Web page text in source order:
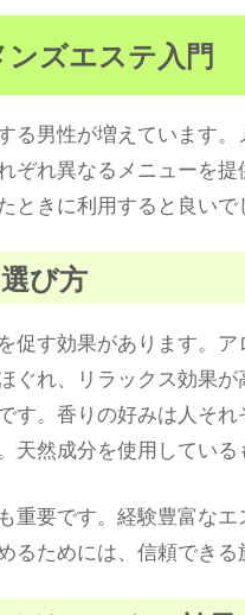
ズエステ入門
る男性が増えています
ぞれ異なるメニューを
きに利用すると良いで
び方
促す効果があります。
れ、リラックス効果
。香りの好みは人そ
然成分を使用している
重要です。経験豊富な
ためには、信頼できる